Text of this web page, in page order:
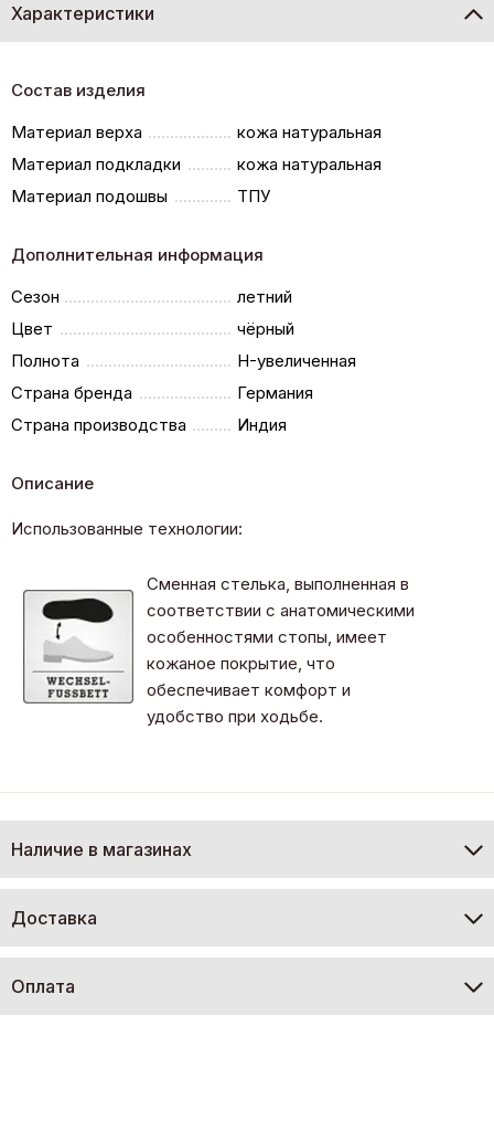
Характеристики
Состав изделия
Материал верха
кожа натуральная
Материал подкладки
кожа натуральная
Материал подошвы
ТПУ
Дополнительная информация
Сезон
летний
Цвет
чёрный
Полнота
H-увеличенная
Страна бренда
Германия
Страна производства
Индия
Описание
Использованные технологии:
Сменная стелька, выполненная в
соответствии с анатомическими
особенностями стопы, имеет
кожаное покрытие, что
обеспечивает комфорт и
удобство при ходьбе.
Наличие в магазинах
Доставка
Оплата